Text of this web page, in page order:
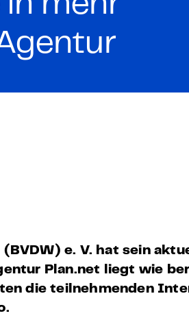
mehr
e. V. hat sein
Plan.net liegt wie
die teilnehmenden